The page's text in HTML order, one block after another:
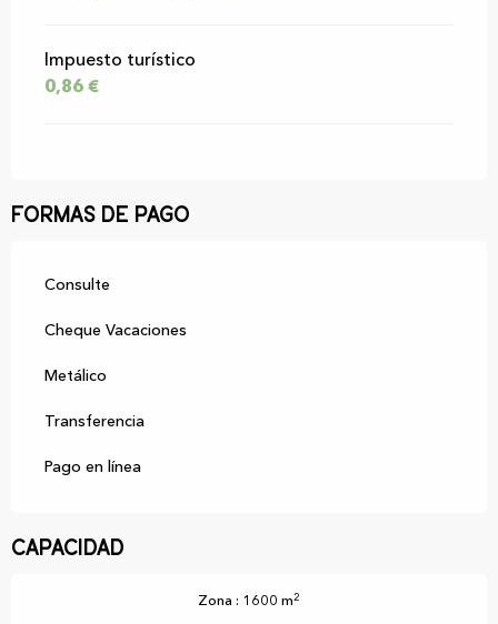
Impuesto turístico
0,86 €
Formas de pago
Consulte
Cheque Vacaciones
Metálico
Transferencia
Pago en línea
Capacidad
Zona : 1600 m2